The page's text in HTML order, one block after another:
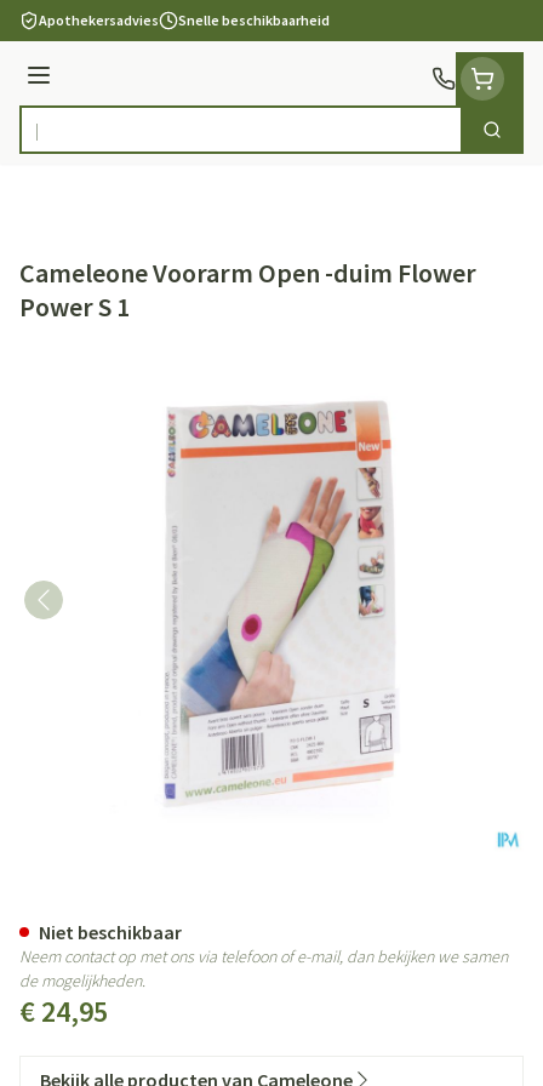
Ga naar de inhoud
Apothekersadvies Snelle beschikbaarheid
Menu
Product, merk, categorie... Zoek
Cameleone Voorarm Open -duim Flower
Power S 1
€ 24,95
Niet beschikbaar
Neem contact op met ons via telefoon of e-mail, dan bekijken we samen
de mogelijkheden.
Bekijk alle producten van Cameleone